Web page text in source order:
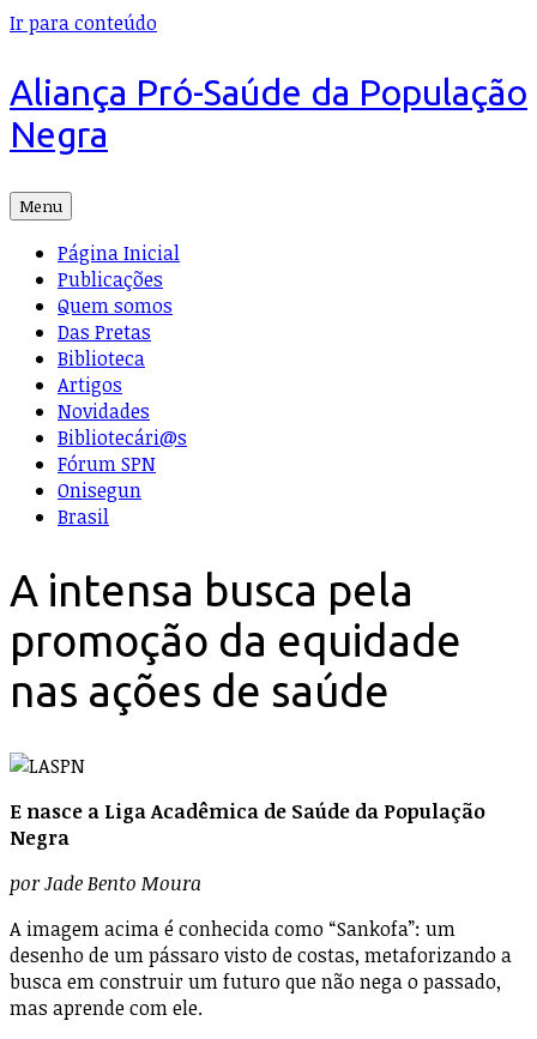
Ir para conteúdo
Aliança Pró-Saúde da População
Negra
Menu
Página Inicial
Publicações
Quem somos
Das Pretas
Biblioteca
Artigos
Novidades
Bibliotecári@s
Fórum SPN
Onisegun
Brasil
A intensa busca pela
promoção da equidade
nas ações de saúde
E nasce a Liga Acadêmica de Saúde da População
Negra
por Jade Bento Moura
A imagem acima é conhecida como “Sankofa”: um
desenho de um pássaro visto de costas, metaforizando a
busca em construir um futuro que não nega o passado,
mas aprende com ele.